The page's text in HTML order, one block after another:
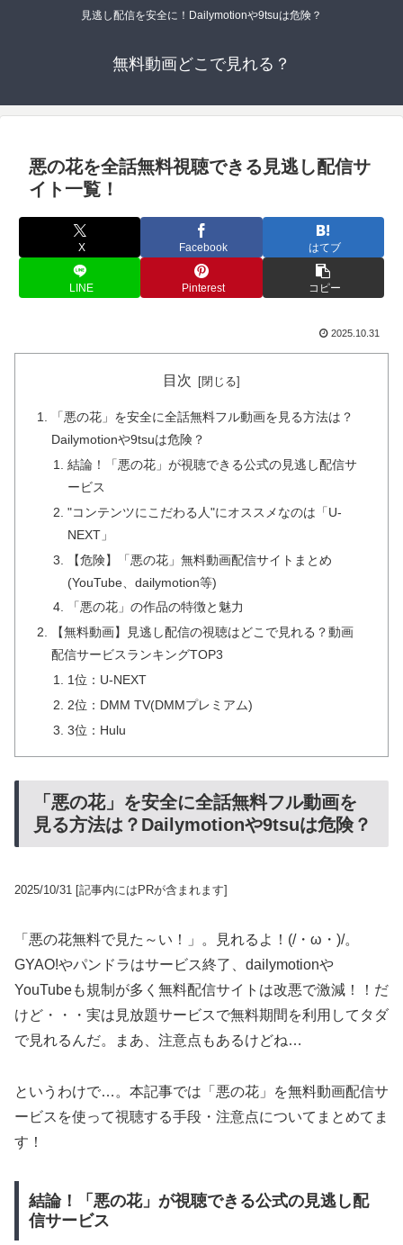
見逃し配信を安全に！Dailymotionや9tsuは危険？
無料動画どこで見れる？
悪の花を全話無料視聴できる見逃し配信サ
イト一覧！
X Facebook はてブ
LINE Pinterest コピー
2025.10.31
目次
「悪の花」を安全に全話無料フル動画を見る方法は？
Dailymotionや9tsuは危険？
結論！「悪の花」が視聴できる公式の見逃し配信サ
ービス
"コンテンツにこだわる人"にオススメなのは「U-
NEXT」
【危険】「悪の花」無料動画配信サイトまとめ
(YouTube、dailymotion等)
「悪の花」の作品の特徴と魅力
【無料動画】見逃し配信の視聴はどこで見れる？動画
配信サービスランキングTOP3
1位：U-NEXT
2位：DMM TV(DMMプレミアム)
3位：Hulu
「悪の花」を安全に全話無料フル動画を
見る方法は？Dailymotionや9tsuは危険？
2025/10/31 [記事内にはPRが含まれます]
「悪の花無料で見た～い！」。見れるよ！(/・ω・)/。
GYAO!やパンドラはサービス終了、dailymotionや
YouTubeも規制が多く無料配信サイトは改悪で激減！！だ
けど・・・実は見放題サービスで無料期間を利用してタダ
で見れるんだ。まあ、注意点もあるけどね…
というわけで…。本記事では「悪の花」を無料動画配信サ
ービスを使って視聴する手段・注意点についてまとめてま
す！
結論！「悪の花」が視聴できる公式の見逃し配
信サービス